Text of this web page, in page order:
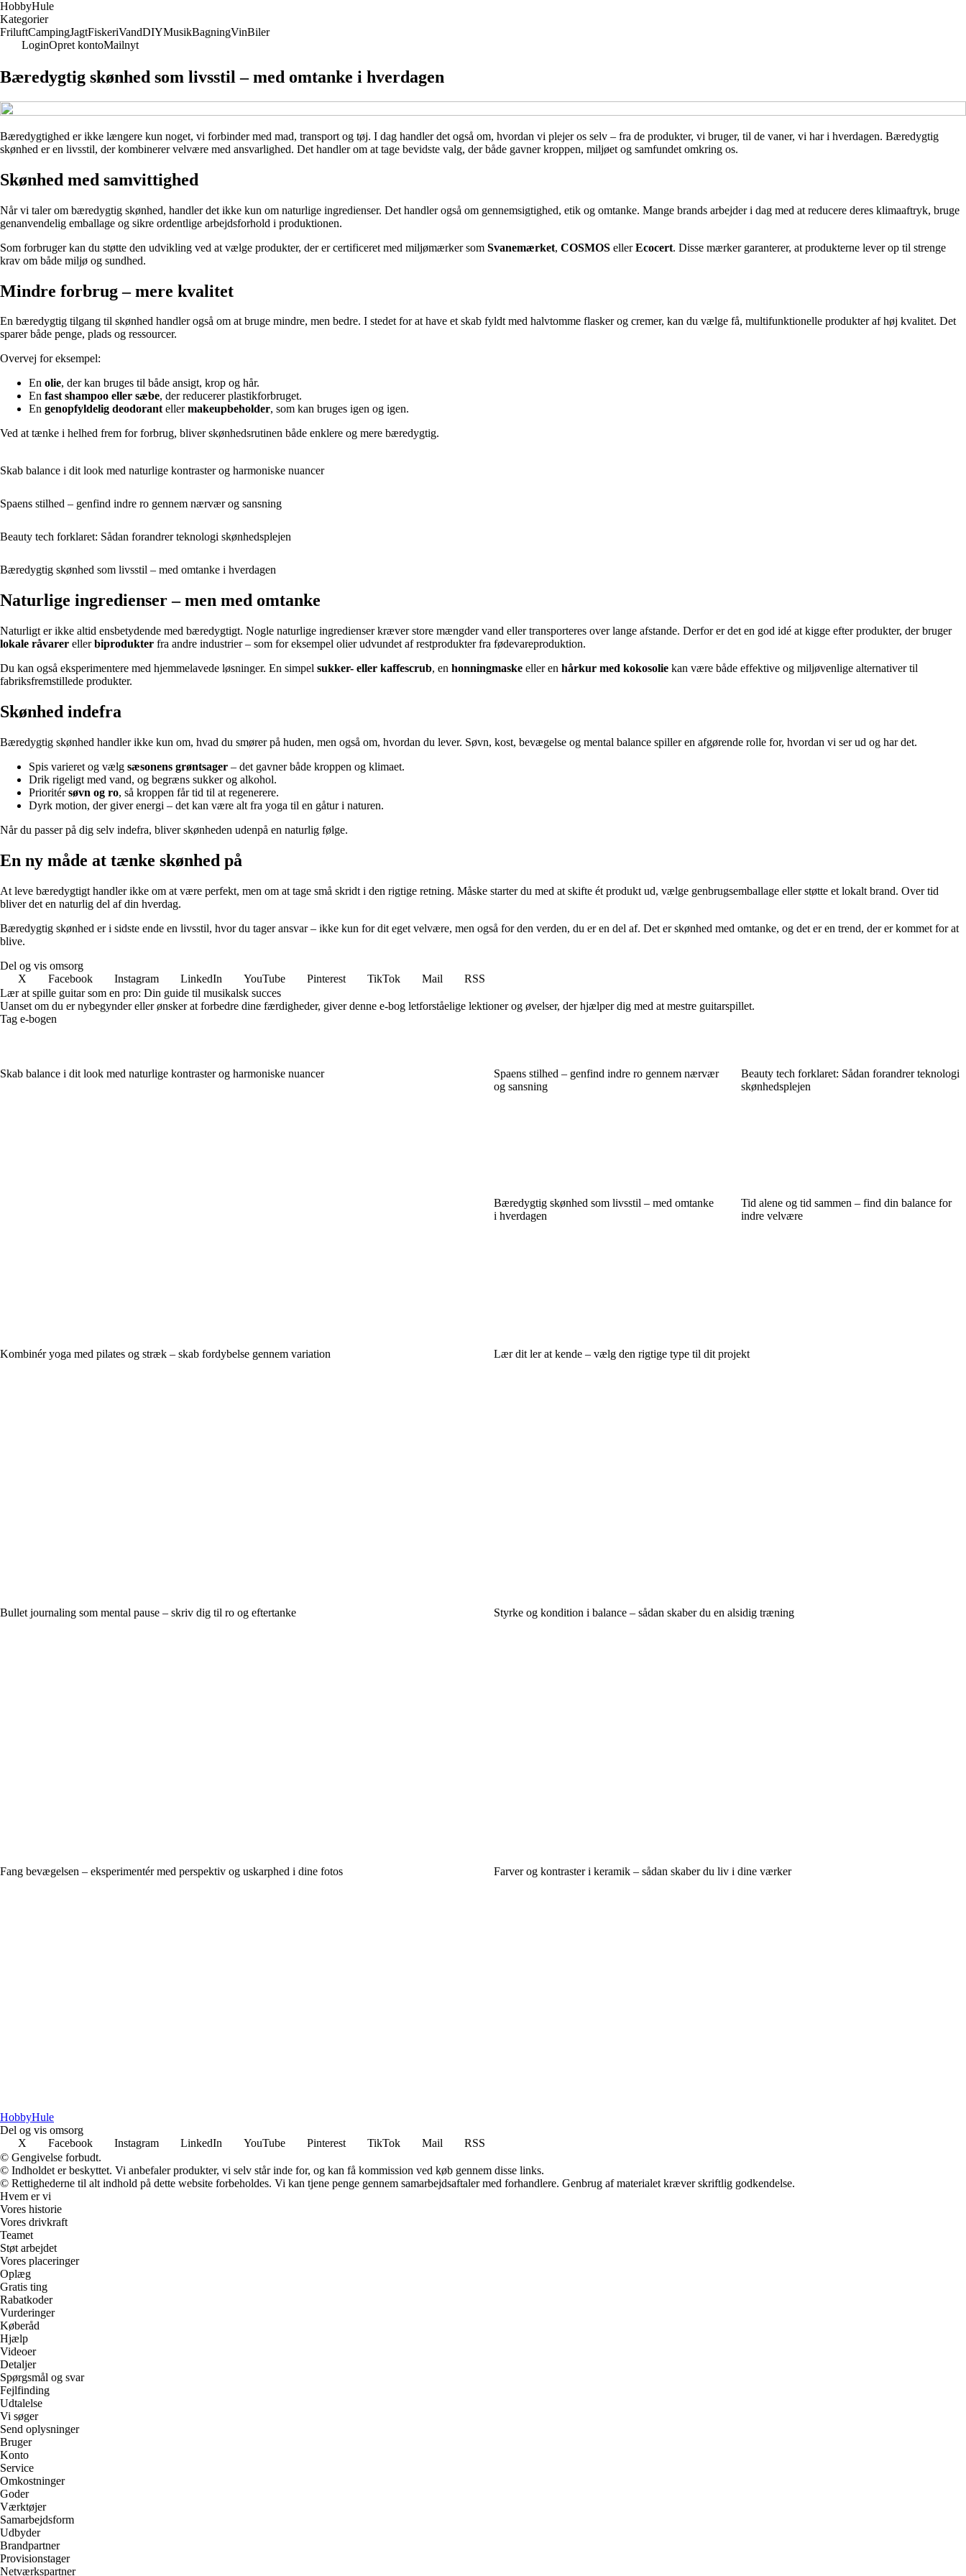
HobbyHule
Kategorier
FriluftCampingJagtFiskeriVandDIYMusikBagningVinBiler
LoginOpret kontoMailnyt
Bæredygtig skønhed som livsstil – med omtanke i hverdagen
Bæredygtighed er ikke længere kun noget, vi forbinder med mad, transport og tøj. I dag handler det også om, hvordan vi plejer os selv – fra de produkter, vi bruger, til de vaner, vi har i hverdagen. Bæredygtig
skønhed er en livsstil, der kombinerer velvære med ansvarlighed. Det handler om at tage bevidste valg, der både gavner kroppen, miljøet og samfundet omkring os.
Skønhed med samvittighed
Når vi taler om bæredygtig skønhed, handler det ikke kun om naturlige ingredienser. Det handler også om gennemsigtighed, etik og omtanke. Mange brands arbejder i dag med at reducere deres klimaaftryk, bruge
genanvendelig emballage og sikre ordentlige arbejdsforhold i produktionen.
Som forbruger kan du støtte den udvikling ved at vælge produkter, der er certificeret med miljømærker som Svanemærket, COSMOS ellerEcocert. Disse mærker garanterer, at produkterne lever op til strenge
krav om både miljø og sundhed.
Mindre forbrug – mere kvalitet
En bæredygtig tilgang til skønhed handler også om at bruge mindre, men bedre. I stedet for at have et skab fyldt med halvtomme flasker og cremer, kan du vælge få, multifunktionelle produkter af høj kvalitet. Det
sparer både penge, plads og ressourcer.
Overvej for eksempel:
En olie, der kan bruges til både ansigt, krop og hår.
En fast shampoo eller sæbe, der reducerer plastikforbruget.
En genopfyldelig deodorantellermakeupbeholder, som kan bruges igen og igen.
Ved at tænke i helhed frem for forbrug, bliver skønhedsrutinen både enklere og mere bæredygtig.
Skab balance i dit look med naturlige kontraster og harmoniske nuancer
Spaens stilhed – genfind indre ro gennem nærvær og sansning
Beauty tech forklaret: Sådan forandrer teknologi skønhedsplejen
Bæredygtig skønhed som livsstil – med omtanke i hverdagen
Naturlige ingredienser – men med omtanke
Naturligt er ikke altid ensbetydende med bæredygtigt. Nogle naturlige ingredienser kræver store mængder vand eller transporteres over lange afstande. Derfor er det en god idé at kigge efter produkter, der bruger
lokale råvarer ellerbiprodukter fra andre industrier – som for eksempel olier udvundet af restprodukter fra fødevareproduktion.
Du kan også eksperimentere med hjemmelavede løsninger. En simpel sukker- eller kaffescrub, en honningmaske eller en hårkur med kokosolie kan være både effektive og miljøvenlige alternativer til
fabriksfremstillede produkter.
Skønhed indefra
Bæredygtig skønhed handler ikke kun om, hvad du smører på huden, men også om, hvordan du lever. Søvn, kost, bevægelse og mental balance spiller en afgørende rolle for, hvordan vi ser ud og har det.
Spis varieret og vælg sæsonens grøntsager – det gavner både kroppen og klimaet.
Drik rigeligt med vand, og begræns sukker og alkohol.
Prioritérsøvn og ro, så kroppen får tid til at regenerere.
Dyrk motion, der giver energi – det kan være alt fra yoga til en gåtur i naturen.
Når du passer på dig selv indefra, bliver skønheden udenpå en naturlig følge.
En ny måde at tænke skønhed på
At leve bæredygtigt handler ikke om at være perfekt, men om at tage små skridt i den rigtige retning. Måske starter du med at skifte ét produkt ud, vælge genbrugsemballage eller støtte et lokalt brand. Over tid
bliver det en naturlig del af din hverdag.
Bæredygtig skønhed er i sidste ende en livsstil, hvor du tager ansvar – ikke kun for dit eget velvære, men også for den verden, du er en del af. Det er skønhed med omtanke, og det er en trend, der er kommet for at
blive.
Del og vis omsorg
X
Facebook Instagram LinkedIn YouTube Pinterest TikTok Mail
RSS
Lær at spille guitar som en pro: Din guide til musikalsk succes
Uanset om du er nybegynder eller ønsker at forbedre dine færdigheder, giver denne e-bog letforståelige lektioner og øvelser, der hjælper dig med at mestre guitarspillet.
Tag e-bogen
Skab balance i dit look med naturlige kontraster og harmoniske nuancer
Spaens stilhed – genfind indre ro gennem nærvær
og sansning
Beauty tech forklaret: Sådan forandrer teknologi
skønhedsplejen
Bæredygtig skønhed som livsstil – med omtanke
i hverdagen
Tid alene og tid sammen – find din balance for
indre velvære
Kombinér yoga med pilates og stræk – skab fordybelse gennem variation Lær dit ler at kende – vælg den rigtige type til dit projekt
Bullet journaling som mental pause – skriv dig til ro og eftertanke Styrke og kondition i balance – sådan skaber du en alsidig træning
Fang bevægelsen – eksperimentér med perspektiv og uskarphed i dine fotos Farver og kontraster i keramik – sådan skaber du liv i dine værker
HobbyHule
Del og vis omsorg
X
Facebook Instagram LinkedIn YouTube Pinterest TikTok Mail
RSS
© Gengivelse forbudt.
© Indholdet er beskyttet. Vi anbefaler produkter, vi selv står inde for, og kan få kommission ved køb gennem disse links.
© Rettighederne til alt indhold på dette website forbeholdes. Vi kan tjene penge gennem samarbejdsaftaler med forhandlere. Genbrug af materialet kræver skriftlig godkendelse.
Hvem er vi
Vores historie
Vores drivkraft
Teamet
Støt arbejdet
Vores placeringer
Oplæg
Gratis ting
Rabatkoder
Vurderinger
Køberåd
Hjælp
Videoer
Detaljer
Spørgsmål og svar
Fejlfinding
Udtalelse
Vi søger
Send oplysninger
Bruger
Konto
Service
Omkostninger
Goder
Værktøjer
Samarbejdsform
Udbyder
Brandpartner
Provisionstager
Netværkspartner